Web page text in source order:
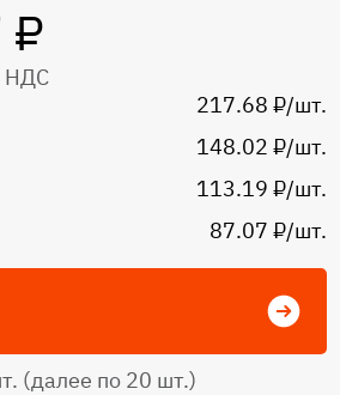
₽
НДС
217.68 ₽/шт.
148.02 ₽/шт.
113.19 ₽/шт.
87.07 ₽/шт.
(далее по 20 шт.)